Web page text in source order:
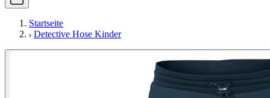
Startseite
Detective Hose Kinder